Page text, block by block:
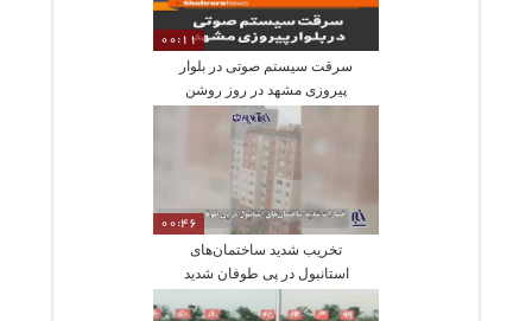
00:11
سرقت سيستم صوتى در بلوار
پيروزى مشهد در روز روشن
00:46
تخریب شدید ساختمان‌های
استانبول در پی طوفان شدید